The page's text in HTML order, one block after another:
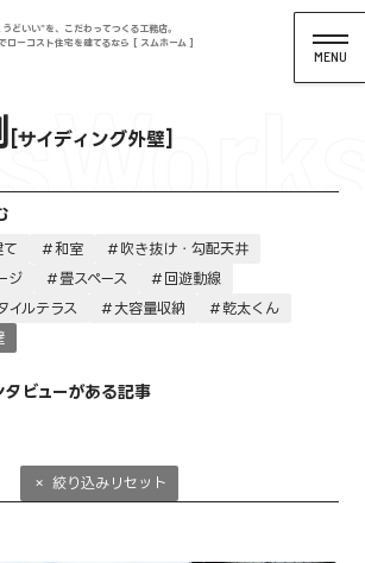
うどいい”を、こだわってつくる工務店。
ローコスト住宅を建てるなら [ スムホーム ]
サイディング外壁
Works
て 和室
吹き抜け・勾配天井
ジ
畳スペース
回遊動線
イルテラス
大容量収納
乾太くん
ビューがある記事
絞り込みリセット